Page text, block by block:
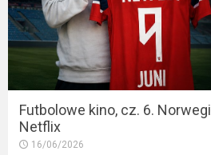
Futbolowe kino, cz. 6.
Netflix
16/06/2026